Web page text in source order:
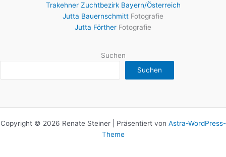
Trakehner Zuchtbezirk Bayern/Österreich
Jutta Bauernschmitt Fotografie
Jutta Förther Fotografie
Suchen
Suchen
Copyright © 2026 Renate Steiner | Präsentiert von Astra-WordPress-
Theme